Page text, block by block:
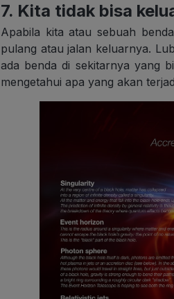
7. Kita tidak bisa
Apabila kita atau sebuah
pulang atau jalan keluarnya.
ada benda di sekitarnya yang
mengetahui apa yang akan